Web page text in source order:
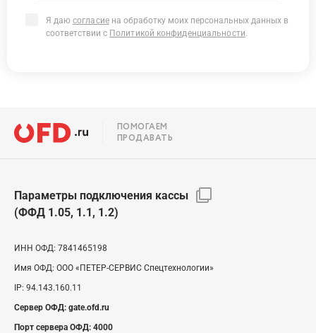
Я даю согласиена обработку моих персональных данных в
соответствии с Политикой конфиденциальности.
ПОМОГАЕМ
ПРОДАВАТЬ
Параметры подключения кассы
(ФФД 1.05, 1.1, 1.2)
ИНН ОФД: 7841465198
Имя ОФД: ООО «ПЕТЕР-СЕРВИС Спецтехнологии»
IP: 94.143.160.11
Сервер ОФД: gate.ofd.ru
Порт сервера ОФД: 4000